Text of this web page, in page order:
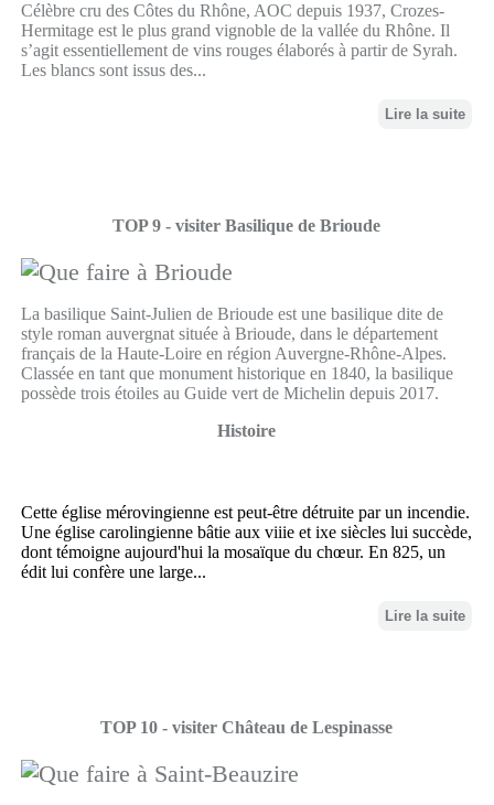
Célèbre cru des Côtes du Rhône, AOC depuis 1937, Crozes-
Hermitage est le plus grand vignoble de la vallée du Rhône. Il
s’agit essentiellement de vins rouges élaborés à partir de Syrah.
Les blancs sont issus des...
Lire la suite
TOP 9 - visiter Basilique de Brioude
La basilique Saint-Julien de Brioude est une basilique dite de
style roman auvergnat située à Brioude, dans le département
français de la Haute-Loire en région Auvergne-Rhône-Alpes.
Classée en tant que monument historique en 1840, la basilique
possède trois étoiles au Guide vert de Michelin depuis 2017.
Histoire
Cette église mérovingienne est peut-être détruite par un incendie.
Une église carolingienne bâtie aux viiie et ixe siècles lui succède,
dont témoigne aujourd'hui la mosaïque du chœur. En 825, un
édit lui confère une large...
Lire la suite
TOP 10 - visiter Château de Lespinasse